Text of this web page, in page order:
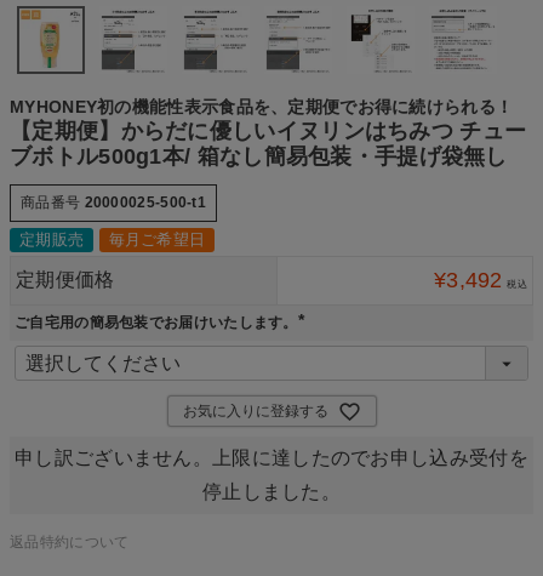
MYHONEY初の機能性表示食品を、定期便でお得に続けられる！
【定期便】からだに優しいイヌリンはちみつ チュー
ブボトル500g1本/ 箱なし簡易包装・手提げ袋無し
商品番号 20000025-500-t1
定期販売 毎月ご希望日
定期便価格 ¥3,492 税込
ご自宅用の簡易包装でお届けいたします。
必
)
お気に入りに登録する
申し訳ございません。上限に達したのでお申し込み受付を
停止しました。
返品特約について